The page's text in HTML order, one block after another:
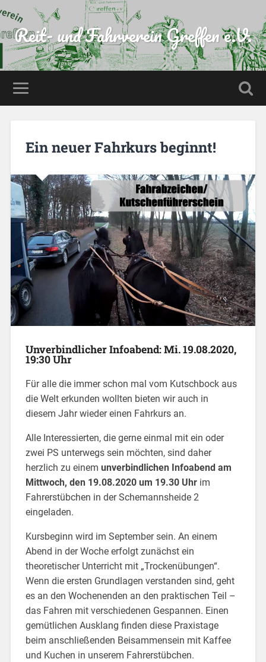
Reit- und Fahrverein Greffen e.V.
Ein neuer Fahrkurs beginnt!
Unverbindlicher Infoabend:Mi. 19.08.2020,
19:30 Uhr
Für alle die immer schon mal vom Kutschbock aus
die Welt erkunden wollten bieten wir auch in
diesem Jahr wieder einen Fahrkurs an.
Alle Interessierten, die gerne einmal mit ein oder
zwei PS unterwegs sein möchten, sind daher
herzlich zu einem unverbindlichen Infoabend am
Mittwoch, den 19.08.2020 um 19.30 Uhrim
Fahrerstübchen in der Schemannsheide 2
eingeladen.
Kursbeginn wird im September sein. An einem
Abend in der Woche erfolgt zunächst ein
theoretischer Unterricht mit „Trockenübungen“.
Wenn die ersten Grundlagen verstanden sind, geht
es an den Wochenenden an den praktischen Teil –
das Fahren mit verschiedenen Gespannen. Einen
gemütlichen Ausklang finden diese Praxistage
beim anschließenden Beisammensein mit Kaffee
und Kuchen in unserem Fahrerstübchen.